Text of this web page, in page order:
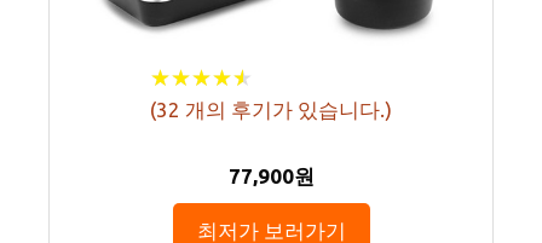
★★★★★
★★★★★
(32 개의 후기가 있습니다.)
77,900원
최저가 보러가기